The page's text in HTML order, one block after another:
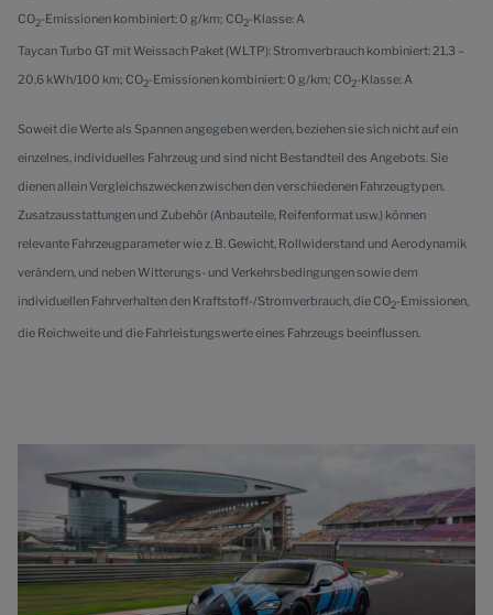
CO2-Emissionen kombiniert: 0 g/km; CO2-Klasse: A
Taycan Turbo GT mit Weissach Paket (WLTP): Stromverbrauch kombiniert: 21,3 –
20,6 kWh/100 km; CO2-Emissionen kombiniert: 0 g/km; CO2-Klasse: A
Soweit die Werte als Spannen angegeben werden, beziehen sie sich nicht auf ein
einzelnes, individuelles Fahrzeug und sind nicht Bestandteil des Angebots. Sie
dienen allein Vergleichszwecken zwischen den verschiedenen Fahrzeugtypen.
Zusatzausstattungen und Zubehör (Anbauteile, Reifenformat usw.) können
relevante Fahrzeugparameter wie z. B. Gewicht, Rollwiderstand und Aerodynamik
verändern, und neben Witterungs- und Verkehrsbedingungen sowie dem
individuellen Fahrverhalten den Kraftstoff-/Stromverbrauch, die CO2-Emissionen,
die Reichweite und die Fahrleistungswerte eines Fahrzeugs beeinflussen.